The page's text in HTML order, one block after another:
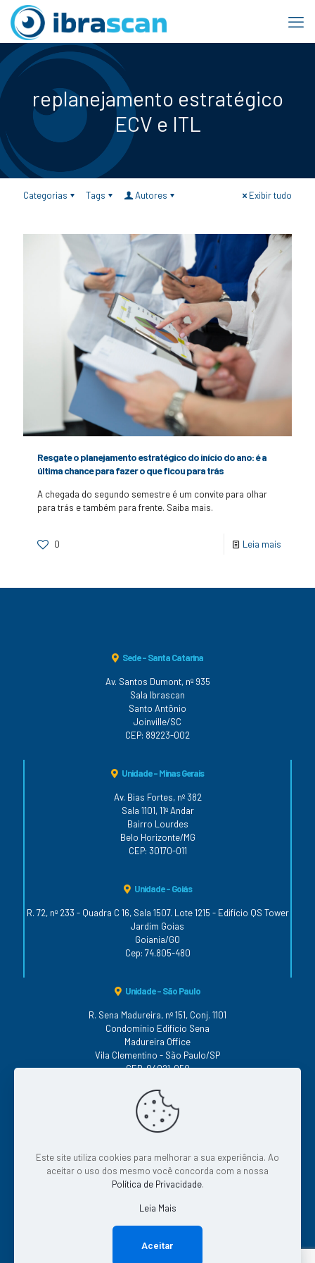
replanejamento estratégico
ECV e ITL
Categorias Tags Autores Exibir tudo
Resgate o planejamento estratégico do início do ano: é a
última chance para fazer o que ficou para trás
A chegada do segundo semestre é um convite para olhar
para trás e também para frente. Saiba mais.
0 Leia mais
Sede - Santa Catarina
Av. Santos Dumont, nº 935
Sala Ibrascan
Santo Antônio
Joinville/SC
CEP: 89223-002
Unidade - Minas Gerais
Av. Bias Fortes, nº 382
Sala 1101, 11º Andar
Bairro Lourdes
Belo Horizonte/MG
CEP: 30170-011
Unidade - Goiás
R. 72, nº 233 - Quadra C 16, Sala 1507. Lote 1215 - Edifício QS Tower
Jardim Goias
Goiania/GO
Cep: 74.805-480
Unidade - São Paulo
R. Sena Madureira, nº 151, Conj. 1101
Condomínio Edifício Sena
Madureira Office
Vila Clementino - São Paulo/SP
CEP: 04021-050
Qualidade | Segurança | Serviço | Continuidade
Privacidade | Tratamento de Dados
Este site utiliza cookies para melhorar a sua experiência. Ao
aceitar o uso dos mesmo você concorda com a nossa
Política de Privacidade.
Leia Mais
Aceitar